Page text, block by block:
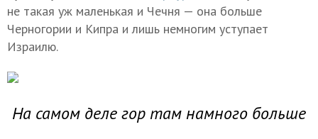
не такая уж маленькая и Чечня — она больше
Черногории и Кипра и лишь немногим уступает
Израилю.
На самом деле гор там намного больше